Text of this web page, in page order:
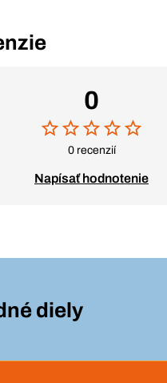
0
0 recenzií
Napísať hodnotenie
diely